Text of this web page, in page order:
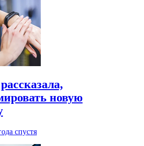
новую
спустя